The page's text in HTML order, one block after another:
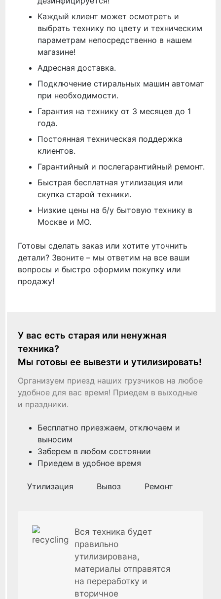
Каждый клиент может осмотреть и
выбрать технику по цвету и техническим
параметрам непосредственно в нашем
магазине!
Адресная доставка.
Подключение стиральных машин автомат
при необходимости.
Гарантия на технику от 3 месяцев до 1
года.
Постоянная техническая поддержка
клиентов.
Гарантийный и послегарантийный ремонт.
Быстрая бесплатная утилизация или
скупка старой техники.
Низкие цены на б/у бытовую технику в
Москве и МО.
Готовы сделать заказ или хотите уточнить
детали? Звоните – мы ответим на все ваши
вопросы и быстро оформим покупку или
продажу!
У вас есть старая или ненужная
техника?
Мы готовы ее вывезти и утилизировать!
Организуем приезд наших грузчиков на любое
удобное для вас время! Приедем в выходные
и праздники.
Бесплатно приезжаем, отключаем и
выносим
Заберем в любом состоянии
Приедем в удобное время
Утилизация Вывоз Ремонт
Вся техника будет
правильно
утилизирована,
материалы отправятся
на переработку и
вторичное